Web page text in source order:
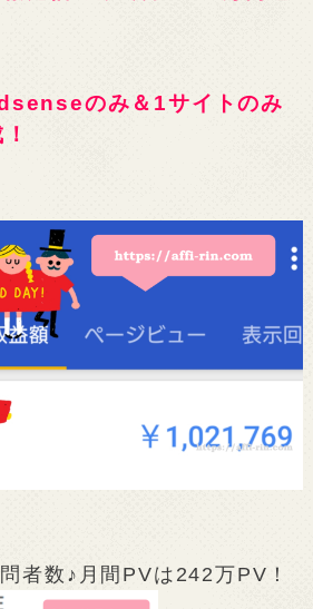
のみ＆1サイトのみ
者数♪月間PVは242万PV！